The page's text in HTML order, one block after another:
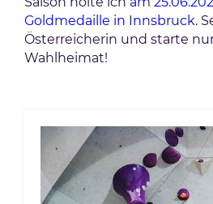
Goldmedaille in Innsbruck.
Österreicherin und starte
Wahlheimat!